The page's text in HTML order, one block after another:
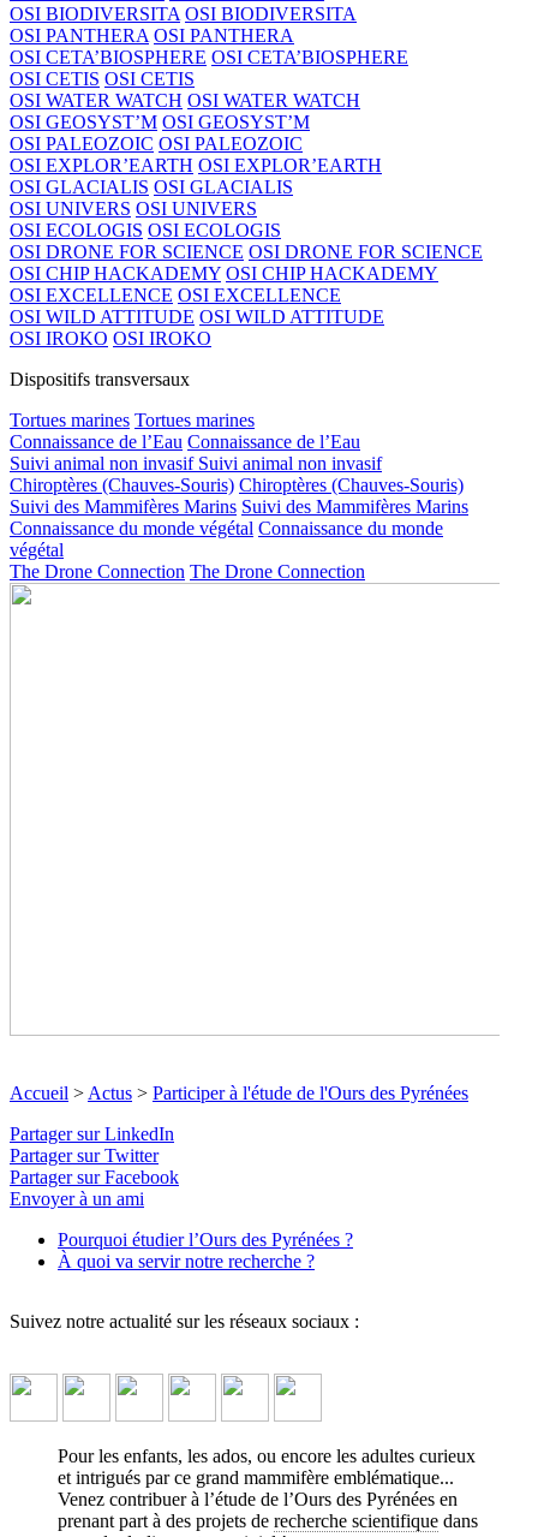
OSI BIODIVERSITA OSI BIODIVERSITA
OSI PANTHERA OSI PANTHERA
OSI CETA’BIOSPHERE OSI CETA’BIOSPHERE
OSI CETIS OSI CETIS
OSI WATER WATCH OSI WATER WATCH
OSI GEOSYST’M OSI GEOSYST’M
OSI PALEOZOIC OSI PALEOZOIC
OSI EXPLOR’EARTH OSI EXPLOR’EARTH
OSI GLACIALIS OSI GLACIALIS
OSI UNIVERS OSI UNIVERS
OSI ECOLOGIS OSI ECOLOGIS
OSI DRONE FOR SCIENCE OSI DRONE FOR SCIENCE
OSI CHIP HACKADEMY OSI CHIP HACKADEMY
OSI EXCELLENCE OSI EXCELLENCE
OSI WILD ATTITUDE OSI WILD ATTITUDE
OSI IROKO OSI IROKO
Dispositifs transversaux
Tortues marines Tortues marines
Connaissance de l’Eau Connaissance de l’Eau
Suivi animal non invasif Suivi animal non invasif
Chiroptères (Chauves-Souris) Chiroptères (Chauves-Souris)
Suivi des Mammifères Marins Suivi des Mammifères Marins
Connaissance du monde végétal Connaissance du monde
végétal
The Drone Connection The Drone Connection
Pyrénées
Des projets de recherche participative adaptés à tous pour
mieux connaître l'Ours des Pyrénées et son écosystème !
le descriptif détaillé plus bas ↓
Accueil > Actus > Participer à l'étude de l'Ours des Pyrénées
Partager sur LinkedIn
Partager sur Twitter
Partager sur Facebook
Envoyer à un ami
Pourquoi étudier l’Ours des Pyrénées ?
À quoi va servir notre recherche ?
Suivez notre actualité sur les réseaux sociaux :
Pour les enfants, les ados, ou encore les adultes curieux
et intrigués par ce grand mammifère emblématique...
Venez contribuer à l’étude de l’Ours des Pyrénées en
prenant part à des projets de recherche scientifique dans